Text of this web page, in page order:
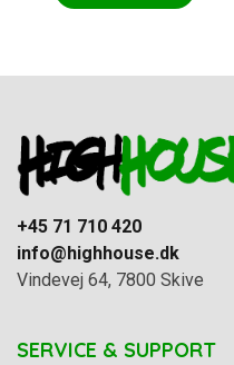
+45 71 710 420
info@highhouse.dk
Vindevej 64, 7800 Skive
SERVICE & SUPPORT